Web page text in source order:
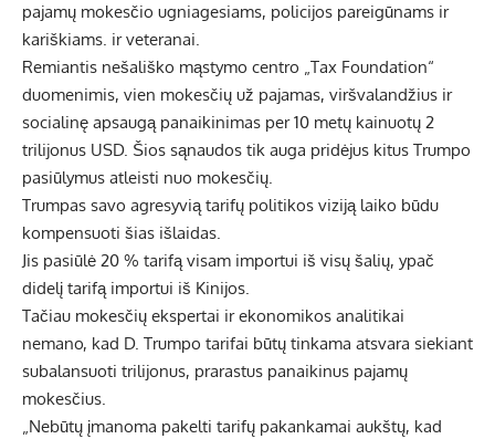
pajamų mokesčio ugniagesiams, policijos pareigūnams ir
kariškiams. ir veteranai.
Remiantis nešališko mąstymo centro „Tax Foundation“
duomenimis, vien mokesčių už pajamas, viršvalandžius ir
socialinę apsaugą panaikinimas per 10 metų kainuotų 2
trilijonus USD. Šios sąnaudos tik auga pridėjus kitus Trumpo
pasiūlymus atleisti nuo mokesčių.
Trumpas savo agresyvią tarifų politikos viziją laiko būdu
kompensuoti šias išlaidas.
Jis pasiūlė 20 % tarifą visam importui iš visų šalių, ypač
didelį tarifą importui iš Kinijos.
Tačiau mokesčių ekspertai ir ekonomikos analitikai
nemano, kad D. Trumpo tarifai būtų tinkama atsvara siekiant
subalansuoti trilijonus, prarastus panaikinus pajamų
mokesčius.
„Nebūtų įmanoma pakelti tarifų pakankamai aukštų, kad